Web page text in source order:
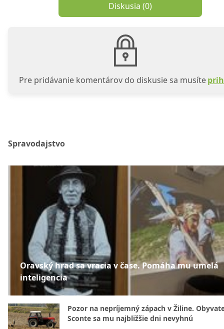
Diskusia (0)
Pre pridávanie komentárov do diskusie sa musíte
Spravodajstvo
Oravský hrad sa vracia v čase. Pomáha mu umelá
inteligencia
Pozor na nepríjemný zápach v Žiline.
Sconte sa mu najbližšie dni nevyhnú